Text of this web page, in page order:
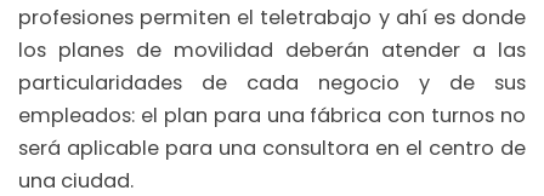
profesiones permiten el teletrabajo y ahí es donde
los planes de movilidad deberán atender a las
particularidades de cada negocio y de sus
empleados: el plan para una fábrica con turnos no
será aplicable para una consultora en el centro de
una ciudad.